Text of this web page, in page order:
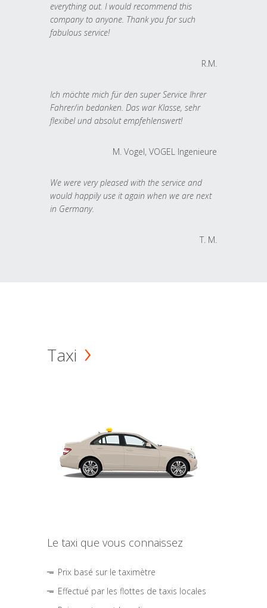
everything out. I would recommend this
company to anyone. Thank you for such
fabulous service!
R.M.
Ich möchte mich für den super Service Ihrer
Fahrer/in bedanken. Das war Klasse, sehr
flexibel und absolut empfehlenswert!
M. Vogel, VOGEL Ingenieure
We were very pleased with the service and
would happily use it again when we are next
in Germany.
T. M.
Taxi
Le taxi que vous connaissez
Prix basé sur le taximètre
Effectué par les flottes de taxis locales